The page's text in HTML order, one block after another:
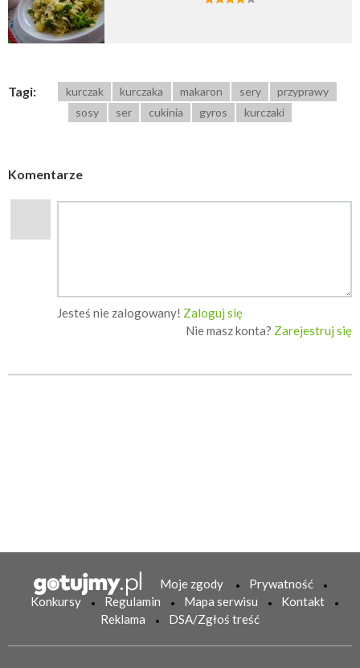
Tagi: kurczak kurczaka makaron sery
przyprawy
sosy
ser cukinia gyros kurczaki
Komentarze
Jesteś nie zalogowany! Zaloguj się
Nie masz konta? Zarejestruj się
Moje zgody
Prywatność
Konkursy
Regulamin Mapa serwisu
Kontakt
Reklama
DSA/Zgłoś treść